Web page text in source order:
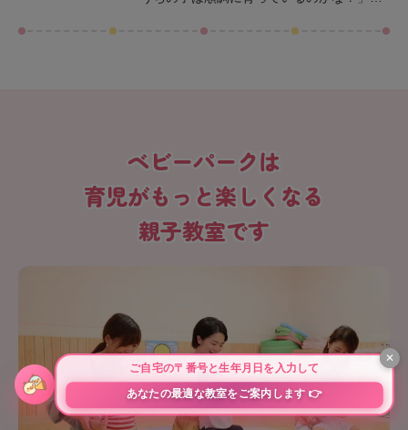
が満載ですので、ぜひ最後までご覧くださ
ベビーパークは
育児がもっと楽しくなる
親子教室です